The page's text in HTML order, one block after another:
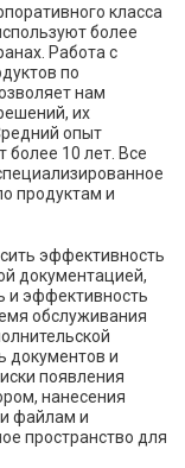
класса
более
Работа с
по
нам
их
опыт
более 10 лет. Все
продуктам и
эффективность
документацией,
и эффективность
обслуживания
документов и
появления
нанесения
файлам и
пространство для